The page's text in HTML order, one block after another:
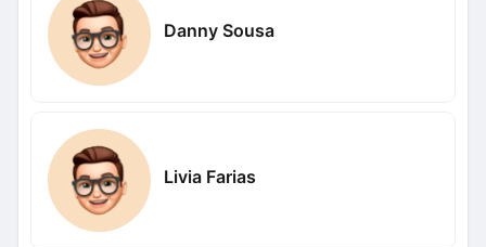
Danny Sousa
Livia Farias